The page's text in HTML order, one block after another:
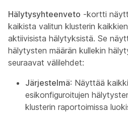
Hälytysyhteenveto -kortti
kaikista valitun klusterin
aktiivisista hälytyksistä. Se
hälytysten määrän kullekin
seuraavat välilehdet:
Järjestelmä: Näyttää
esikonfiguroitujen
klusterin raportoimissa